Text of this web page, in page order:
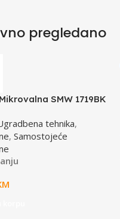
pregledano
SMW 1719BK
tehnika,
, Samostojeće